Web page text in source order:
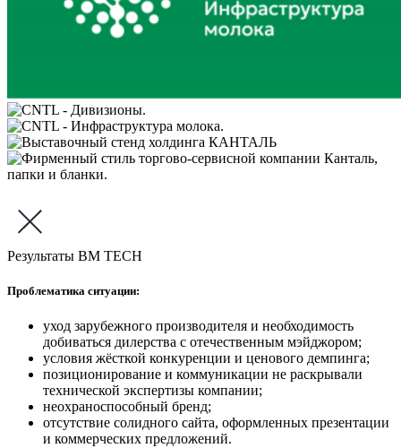
Результаты BM TECH
Проблематика ситуации:
уход зарубежного производителя и необходимость
добиваться дилерства с отечественным мэйджором;
условия жёсткой конкуренции и ценового демпинга;
позиционирование и коммуникации не раскрывали
технической экспертизы компании;
неохраноспособный бренд;
отсутствие солидного сайта, оформленных презентации
и коммерческих предложений.